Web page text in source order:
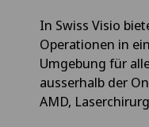
In Swiss Visio
Operationen in
Umgebung für
ausserhalb der
AMD,